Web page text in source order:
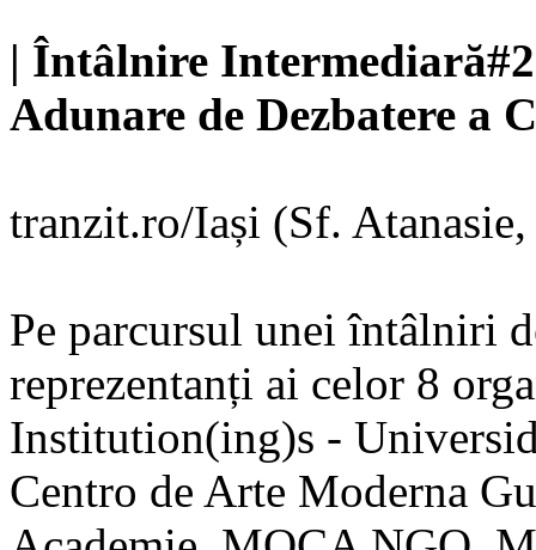
| Întâlnire
Adunare de Dezbatere a
tranzit.ro/Iași (Sf.
Pe parcursul unei întâlniri
reprezentanți ai celor 8
Institution(ing)s -
Centro de Arte Moderna